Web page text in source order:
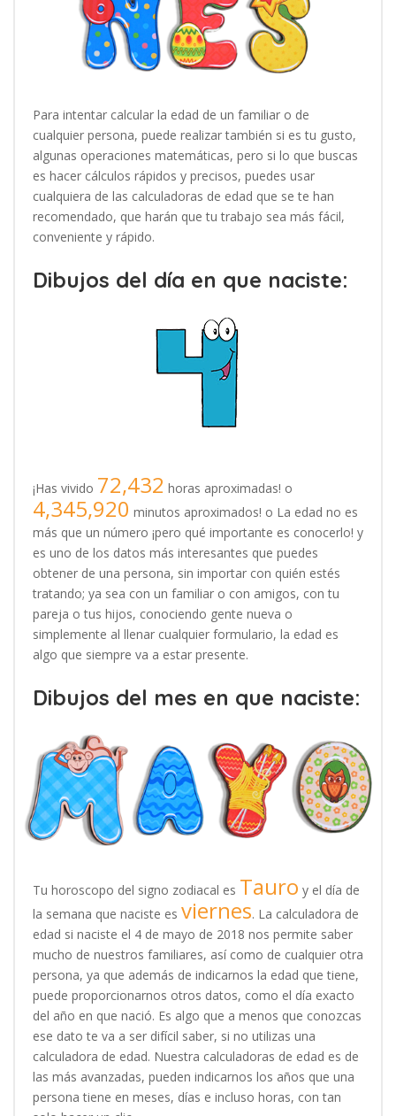
Para intentar calcular la edad de un familiar o de
cualquier persona, puede realizar también si es tu gusto,
algunas operaciones matemáticas, pero si lo que buscas
es hacer cálculos rápidos y precisos, puedes usar
cualquiera de las calculadoras de edad que se te han
recomendado, que harán que tu trabajo sea más fácil,
conveniente y rápido.
Dibujos del día en que naciste:
¡Has vivido 72,432 horas aproximadas! o
4,345,920 minutos aproximados! o La edad no es
más que un número ¡pero qué importante es conocerlo! y
es uno de los datos más interesantes que puedes
obtener de una persona, sin importar con quién estés
tratando; ya sea con un familiar o con amigos, con tu
pareja o tus hijos, conociendo gente nueva o
simplemente al llenar cualquier formulario, la edad es
algo que siempre va a estar presente.
Dibujos del mes en que naciste:
Tu horoscopo del signo zodiacal es Tauro y el día de
la semana que naciste es viernes. La calculadora de
edad si naciste el 4 de mayo de 2018 nos permite saber
mucho de nuestros familiares, así como de cualquier otra
persona, ya que además de indicarnos la edad que tiene,
puede proporcionarnos otros datos, como el día exacto
del año en que nació. Es algo que a menos que conozcas
ese dato te va a ser difícil saber, si no utilizas una
calculadora de edad. Nuestra calculadoras de edad es de
las más avanzadas, pueden indicarnos los años que una
persona tiene en meses, días e incluso horas, con tan